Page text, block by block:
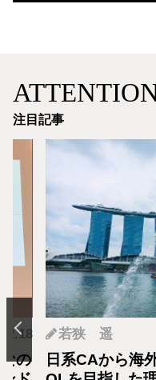
注目記事
の
若狭 遥
日系CAから海